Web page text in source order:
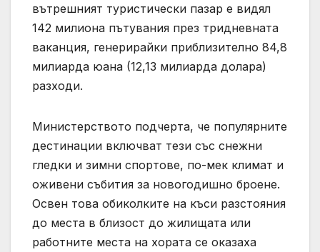
вътрешният туристически пазар е видял
142 милиона пътувания през тридневната
ваканция, генерирайки приблизително 84,8
милиарда юана (12,13 милиарда долара)
разходи.
Министерството подчерта, че популярните
дестинации включват тези със снежни
гледки и зимни спортове, по-мек климат и
оживени събития за новогодишно броене.
Освен това обиколките на къси разстояния
до места в близост до жилищата или
работните места на хората се оказаха